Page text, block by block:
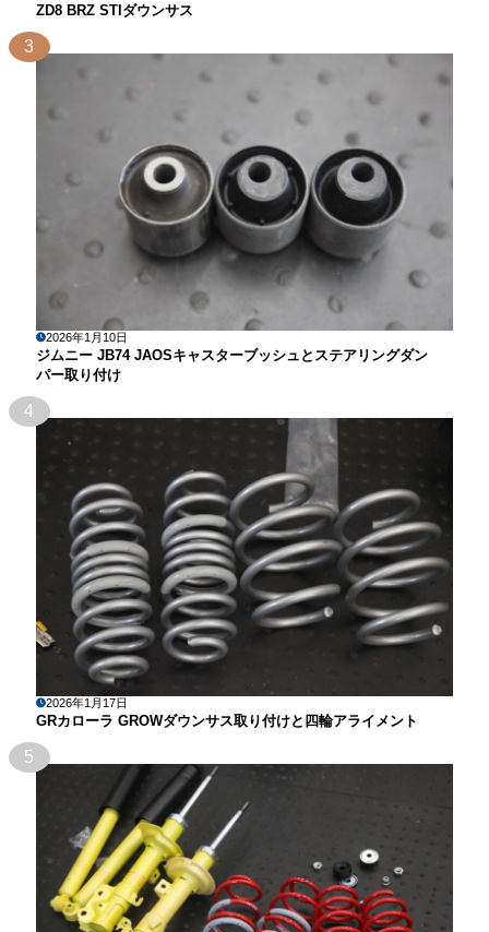
ZD8 BRZ STIダウンサス
3
2026年1月10日
ジムニー JB74 JAOSキャスターブッシュとステアリングダン
パー取り付け
4
2026年1月17日
GRカローラ GROWダウンサス取り付けと四輪アライメント
5